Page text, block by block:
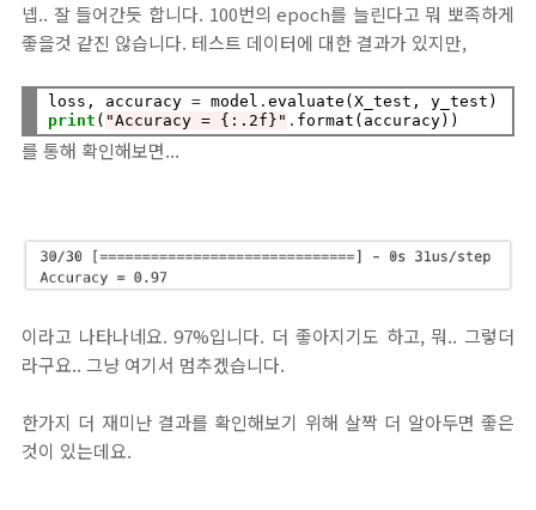
넵.. 잘 들어간듯 합니다. 100번의 epoch를 늘린다고 뭐 뽀족하게
좋을것 같진 않습니다. 테스트 데이터에 대한 결과가 있지만,
loss, accuracy = model .
print ( "Accuracy = {:.2f}" .
를 통해 확인해보면...
이라고 나타나네요. 97%입니다. 더 좋아지기도 하고, 뭐.. 그렇더
라구요.. 그냥 여기서 멈추겠습니다.
한가지 더 재미난 결과를 확인해보기 위해 살짝 더 알아두면 좋은
것이 있는데요.